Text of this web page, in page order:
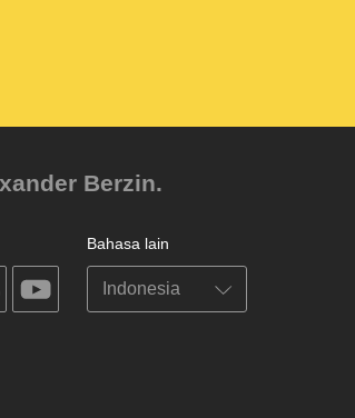
Berzin.
Bahasa lain
soundcloudyoutube